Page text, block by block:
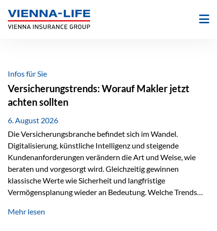
Inhalt
springen
Infos für Sie
Versicherungstrends: Worauf Makler jetzt
achten sollten
6. August 2026
Die Versicherungsbranche befindet sich im Wandel.
Digitalisierung, künstliche Intelligenz und steigende
Kundenanforderungen verändern die Art und Weise, wie
beraten und vorgesorgt wird. Gleichzeitig gewinnen
klassische Werte wie Sicherheit und langfristige
Vermögensplanung wieder an Bedeutung. Welche Trends
Blick behalten? Digitalisierung und KI verändern die
Mehr lesen